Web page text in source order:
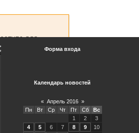
Форма входа
Календарь новостей
« Апрель 2016 »
Пн
Вт Ср Чт Пт Сб
Вс
1
2
3
4
5 6 7 8 9
10